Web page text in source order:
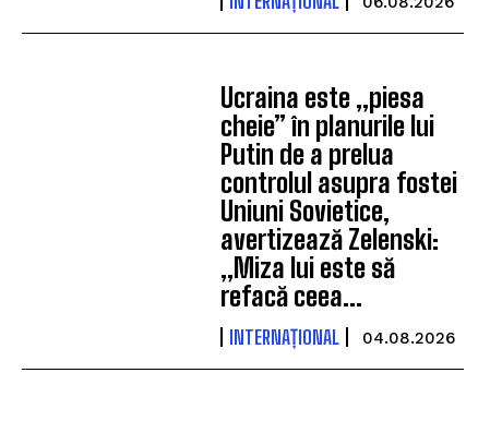
Ucraina este „piesa
cheie” în planurile lui
Putin de a prelua
controlul asupra fostei
Uniuni Sovietice,
avertizează Zelenski:
„Miza lui este să
refacă ceea...
INTERNAȚIONAL 04.08.2026